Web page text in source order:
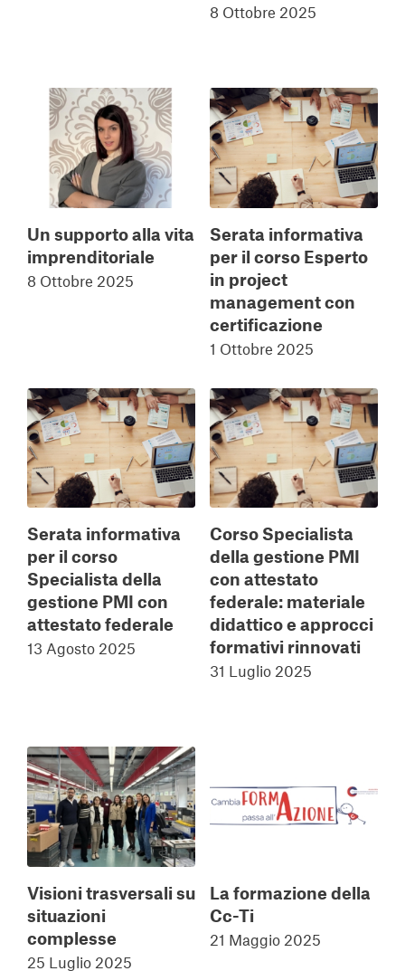
8 Ottobre 2025
Un supporto alla vita
imprenditoriale
8 Ottobre 2025
Serata informativa
per il corso Esperto
in project
management con
certificazione
1 Ottobre 2025
Serata informativa
per il corso
Specialista della
gestione PMI con
attestato federale
13 Agosto 2025
Corso Specialista
della gestione PMI
con attestato
federale: materiale
didattico e approcci
formativi rinnovati
31 Luglio 2025
Visioni trasversali su
situazioni
complesse
25 Luglio 2025
La formazione della
Cc-Ti
21 Maggio 2025